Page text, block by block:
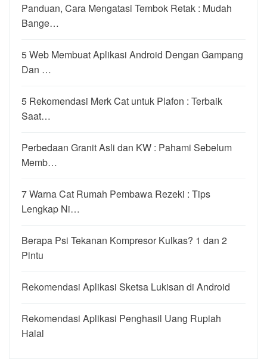
Panduan, Cara Mengatasi Tembok Retak : Mudah
Bange…
5 Web Membuat Aplikasi Android Dengan Gampang
Dan …
5 Rekomendasi Merk Cat untuk Plafon : Terbaik
Saat…
Perbedaan Granit Asli dan KW : Pahami Sebelum
Memb…
7 Warna Cat Rumah Pembawa Rezeki : Tips
Lengkap Ni…
Berapa Psi Tekanan Kompresor Kulkas? 1 dan 2
Pintu
Rekomendasi Aplikasi Sketsa Lukisan di Android
Rekomendasi Aplikasi Penghasil Uang Rupiah
Halal